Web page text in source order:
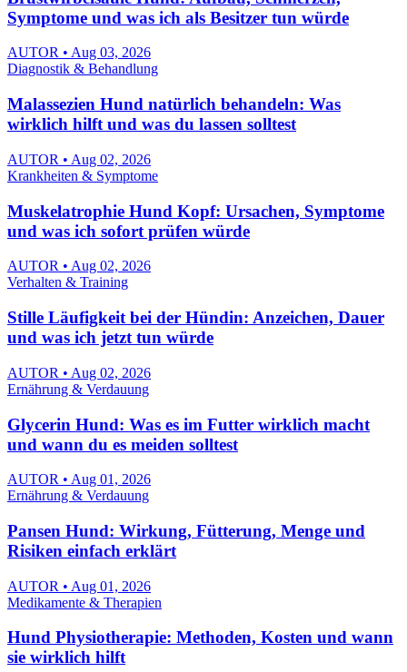
Symptome und was ich als Besitzer tun würde
AUTOR • Aug 03, 2026
Diagnostik & Behandlung
Malassezien Hund natürlich behandeln: Was
wirklich hilft und was du lassen solltest
AUTOR • Aug 02, 2026
Krankheiten & Symptome
Muskelatrophie Hund Kopf: Ursachen, Symptome
und was ich sofort prüfen würde
AUTOR • Aug 02, 2026
Verhalten & Training
Stille Läufigkeit bei der Hündin: Anzeichen, Dauer
und was ich jetzt tun würde
AUTOR • Aug 02, 2026
Ernährung & Verdauung
Glycerin Hund: Was es im Futter wirklich macht
und wann du es meiden solltest
AUTOR • Aug 01, 2026
Ernährung & Verdauung
Pansen Hund: Wirkung, Fütterung, Menge und
Risiken einfach erklärt
AUTOR • Aug 01, 2026
Medikamente & Therapien
Hund Physiotherapie: Methoden, Kosten und wann
sie wirklich hilft